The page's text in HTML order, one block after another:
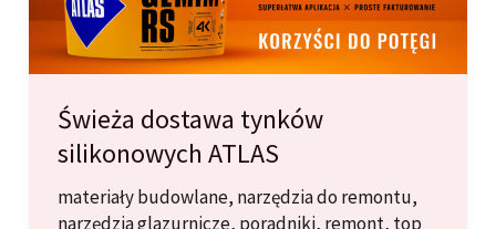
Świeża dostawa tynków
silikonowych ATLAS
materiały budowlane, narzędzia do remontu,
narzędzia glazurnicze, poradniki, remont, top